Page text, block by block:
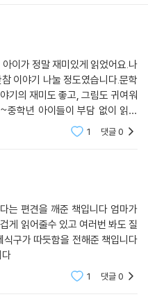
이가 정말 재미있게 읽었어요.나
이야기 나눌 정도였습니다.문학
기의 재미도 좋고, 그림도 귀여워
중학년 아이들이 부담 없이 읽기
1 댓글0
는 편견을 깨준 책입니다 엄마가
게 읽어줄수 있고 여러번 봐도 질
구가 따듯함을 전해준 책입니다
다
1 댓글0